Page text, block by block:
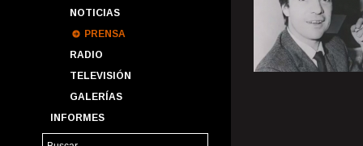
NOTICIAS
PRENSA
RADIO
TELEVISIÓN
GALERÍAS
INFORMES